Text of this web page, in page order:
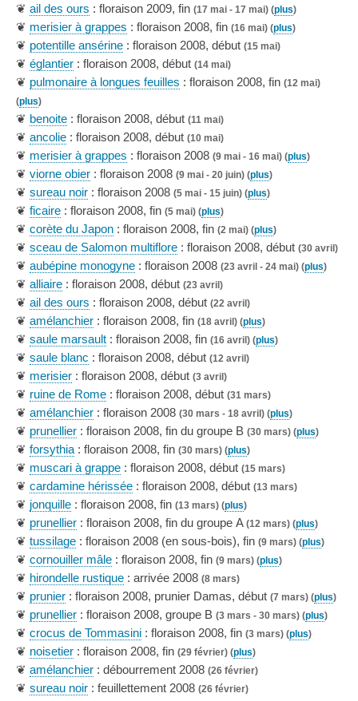
❦ ail des ours : floraison 2009, fin (17 mai - 17 mai) (plus)
❦ merisier à grappes : floraison 2008, fin (16 mai) (plus)
❦ potentille ansérine : floraison 2008, début (15 mai)
❦ églantier : floraison 2008, début (14 mai)
❦ pulmonaire à longues feuilles : floraison 2008, fin (12 mai)
(plus)
❦ benoite : floraison 2008, début (11 mai)
❦ ancolie : floraison 2008, début (10 mai)
❦ merisier à grappes : floraison 2008 (9 mai - 16 mai) (plus)
❦ viorne obier : floraison 2008 (9 mai - 20 juin) (plus)
❦ sureau noir : floraison 2008 (5 mai - 15 juin) (plus)
❦ ficaire : floraison 2008, fin (5 mai) (plus)
❦ corète du Japon : floraison 2008, fin (2 mai) (plus)
❦ sceau de Salomon multiflore : floraison 2008, début (30 avril)
❦ aubépine monogyne : floraison 2008 (23 avril - 24 mai) (plus)
❦ alliaire : floraison 2008, début (23 avril)
❦ ail des ours : floraison 2008, début (22 avril)
❦ amélanchier : floraison 2008, fin (18 avril) (plus)
❦ saule marsault : floraison 2008, fin (16 avril) (plus)
❦ saule blanc : floraison 2008, début (12 avril)
❦ merisier : floraison 2008, début (3 avril)
❦ ruine de Rome : floraison 2008, début (31 mars)
❦ amélanchier : floraison 2008 (30 mars - 18 avril) (plus)
❦ prunellier : floraison 2008, fin du groupe B (30 mars) (plus)
❦ forsythia : floraison 2008, fin (30 mars) (plus)
❦ muscari à grappe : floraison 2008, début (15 mars)
❦ cardamine hérissée : floraison 2008, début (13 mars)
❦ jonquille : floraison 2008, fin (13 mars) (plus)
❦ prunellier : floraison 2008, fin du groupe A (12 mars) (plus)
❦ tussilage : floraison 2008 (en sous-bois), fin (9 mars) (plus)
❦ cornouiller mâle : floraison 2008, fin (9 mars) (plus)
❦ hirondelle rustique : arrivée 2008 (8 mars)
❦ prunier : floraison 2008, prunier Damas, début (7 mars) (plus)
❦ prunellier : floraison 2008, groupe B (3 mars - 30 mars) (plus)
❦ crocus de Tommasini : floraison 2008, fin (3 mars) (plus)
❦ noisetier : floraison 2008, fin (29 février) (plus)
❦ amélanchier : débourrement 2008 (26 février)
❦ sureau noir : feuillettement 2008 (26 février)